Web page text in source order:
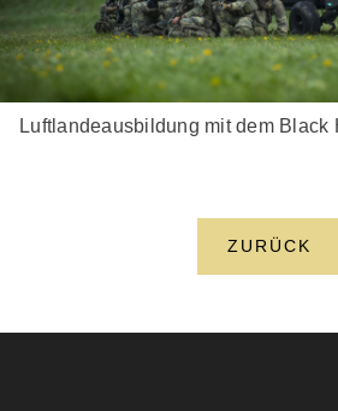
Luftlandeausbildung mit dem Black
ZURÜCK